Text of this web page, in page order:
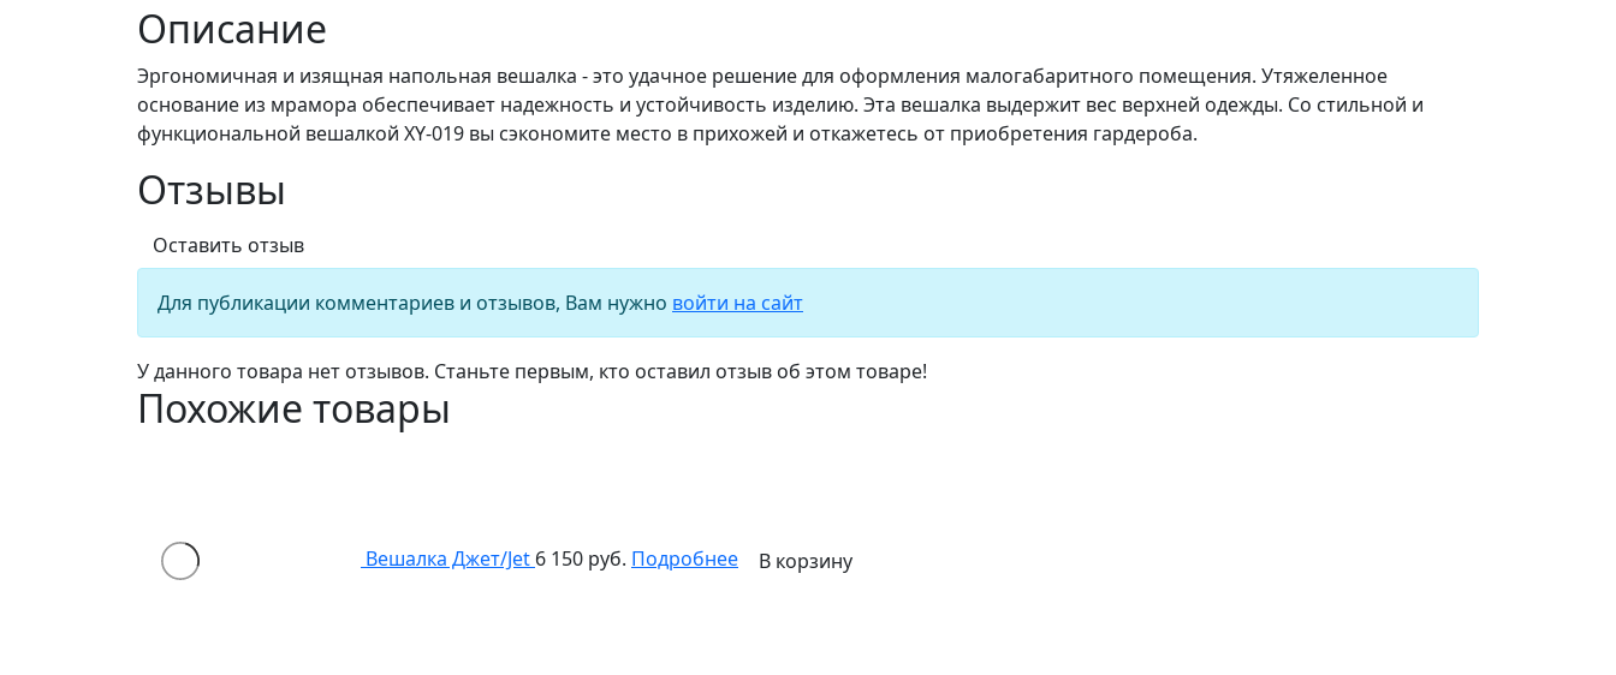
Описание
Эргономичная и изящная напольная вешалка - это удачное решение для оформления малогабаритного помещения. Утяжеленное
основание из мрамора обеспечивает надежность и устойчивость изделию. Эта вешалка выдержит вес верхней одежды. Со стильной и
функциональной вешалкой XY-019 вы сэкономите место в прихожей и откажетесь от приобретения гардероба.
Отзывы
Оставить отзыв
Для публикации комментариев и отзывов, Вам нужно войти на сайт
У данного товара нет отзывов. Станьте первым, кто оставил отзыв об этом товаре!
Похожие товары
Вешалка Джет/Jet 6 150 руб. Подробнее В корзину